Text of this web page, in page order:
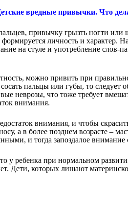
вредные привычки. Что
привычку грызть ногти
личность и характер.
на стуле и употребление
можно привить при
пальцы или губы, то следует
неврозы, что тоже требует
внимания.
внимания, и чтобы
а в более позднем возрасте –
и тогда запоздалое
у ребенка при нормальном
Дети, которых лишают